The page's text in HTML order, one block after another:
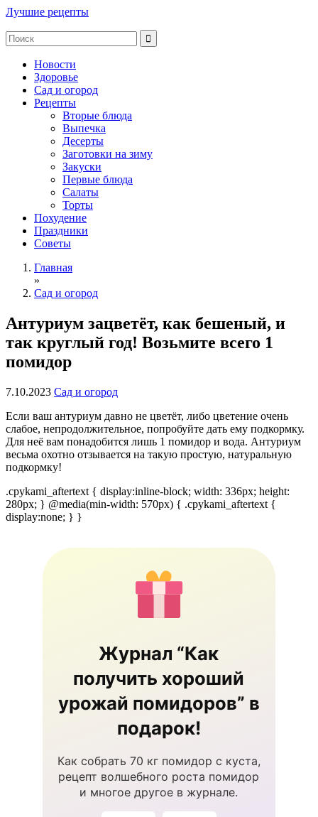
Лучшие рецепты
Новости
Здоровье
Сад и огород
Рецепты
Вторые блюда
Выпечка
Десерты
Заготовки на зиму
Закуски
Первые блюда
Салаты
Торты
Похудение
Праздники
Советы
Главная
»
Сад и огород
Антуриум зацветёт, как бешеный, и
так круглый год! Возьмите всего 1
помидор
7.10.2023 Сад и огород
Если ваш антуриум давно не цветёт, либо цветение очень
слабое, непродолжительное, попробуйте дать ему подкормку.
Для неё вам понадобится лишь 1 помидор и вода. Антуриум
весьма охотно отзывается на такую простую, натуральную
подкормку!
.cpykami_aftertext { display:inline-block; width: 336px; height:
280px; } @media(min-width: 570px) { .cpykami_aftertext {
display:none; } }
Журнал “Как
получить хороший
урожай помидоров” в
подарок!
Как собрать 70 кг помидор с куста,
рецепт волшебного роста помидор
и многое другое в журнале.